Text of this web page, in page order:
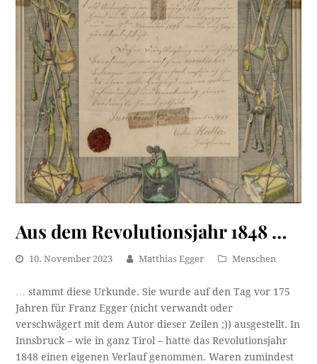
Aus dem Revolutionsjahr 1848 …
10. November 2023 Matthias Egger Menschen
… stammt diese Urkunde. Sie wurde auf den Tag vor 175
Jahren für Franz Egger (nicht verwandt oder
verschwägert mit dem Autor dieser Zeilen ;)) ausgestellt. In
Innsbruck – wie in ganz Tirol – hatte das Revolutionsjahr
1848 einen eigenen Verlauf genommen. Waren zumindest